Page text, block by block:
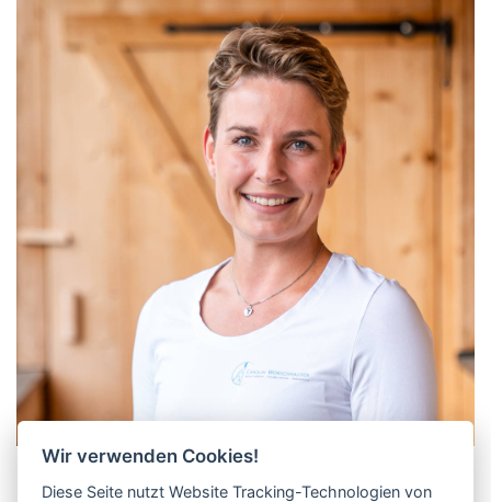
Carolin Wörschhauser
Wir verwenden Cookies!
Diese Seite nutzt Website Tracking-Technologien von